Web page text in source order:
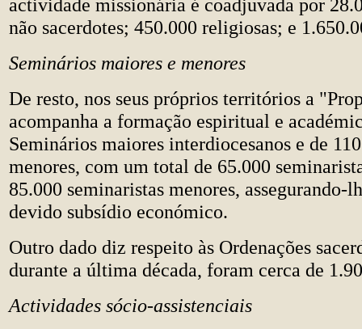
actividade missionária é coadjuvada por
não sacerdotes; 450.000 religiosas; e
Seminários maiores e menores
De resto, nos seus próprios territórios a
acompanha a formação espiritual e
Seminários maiores interdiocesanos e de
menores, com um total de 65.000
85.000 seminaristas menores, assegurando-
devido subsídio económico.
Outro dado diz respeito às Ordenações
durante a última década, foram cerca de
Actividades sócio-assistenciais